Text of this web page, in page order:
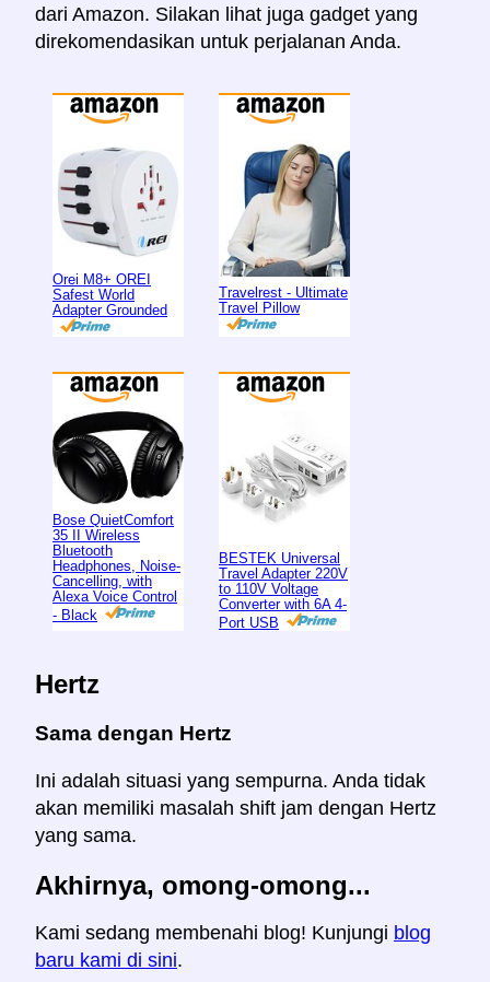
dari Amazon. Silakan lihat juga gadget yang
direkomendasikan untuk perjalanan Anda.
Orei M8+ OREI
Safest World
Adapter Grounded
Travelrest - Ultimate
Travel Pillow
Bose QuietComfort
35 II Wireless
Bluetooth
Headphones, Noise-
Cancelling, with
Alexa Voice Control
- Black
BESTEK Universal
Travel Adapter 220V
to 110V Voltage
Converter with 6A 4-
Port USB
Hertz
Sama dengan Hertz
Ini adalah situasi yang sempurna. Anda tidak
akan memiliki masalah shift jam dengan Hertz
yang sama.
Akhirnya, omong-omong...
Kami sedang membenahi blog! Kunjungi blog
baru kami di sini.